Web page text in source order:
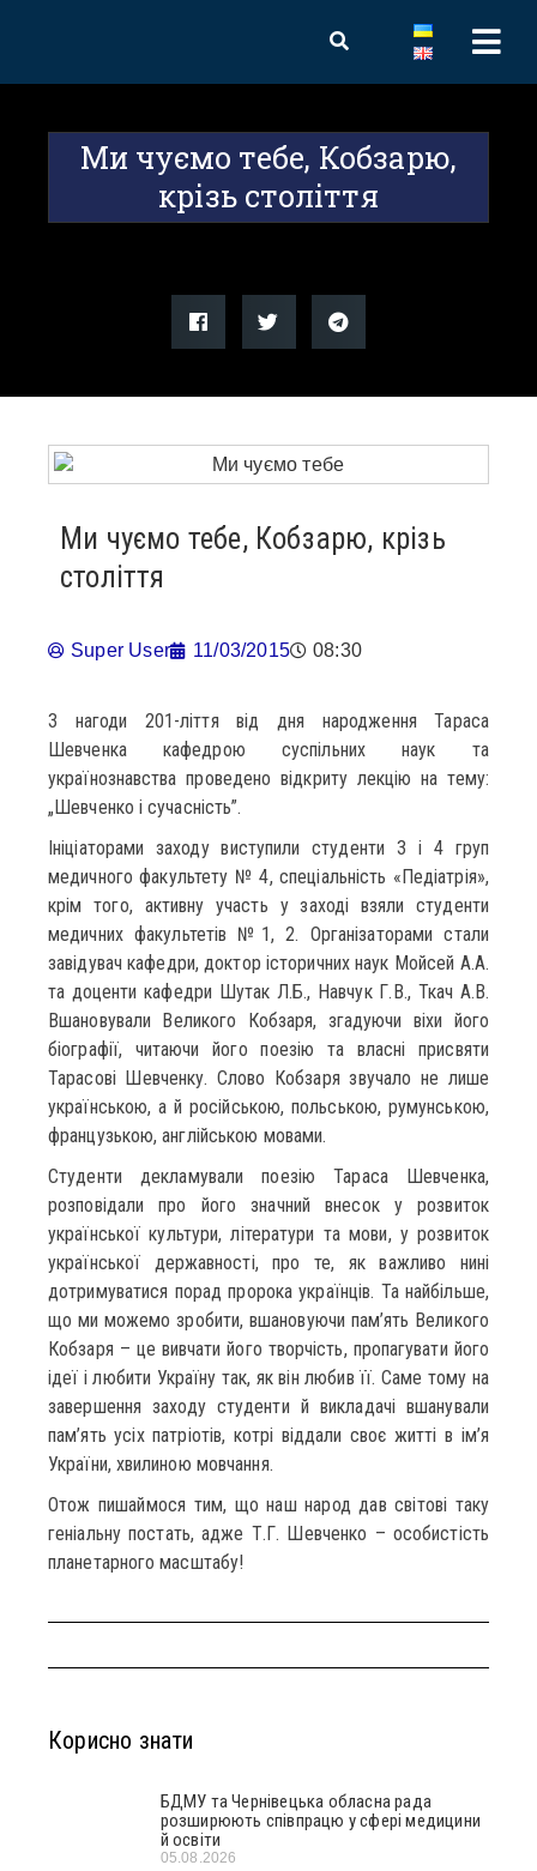
Ми чуємо тебе, Кобзарю,
крізь століття
Ми чуємо тебе, Кобзарю, крізь
століття
Super User 11/03/2015 08:30
З нагоди 201-ліття від дня народження Тараса
Шевченка кафедрою суспільних наук та
українознавства проведено відкриту лекцію на тему:
„Шевченко і сучасність”.
Ініціаторами заходу виступили студенти 3 і 4 груп
медичного факультету № 4, спеціальність «Педіатрія»,
крім того, активну участь у заході взяли студенти
медичних факультетів №1, 2. Організаторами стали
завідувач кафедри, доктор історичних наук Мойсей А.А.
та доценти кафедри Шутак Л.Б., Навчук Г.В., Ткач А.В.
Вшановували Великого Кобзаря, згадуючи віхи його
біографії, читаючи його поезію та власні присвяти
Тарасові Шевченку. Слово Кобзаря звучало не лише
українською, а й російською, польською, румунською,
французькою, англійською мовами.
Студенти декламували поезію Тараса Шевченка,
розповідали про його значний внесок у розвиток
української культури, літератури та мови, у розвиток
української державності, про те, як важливо нині
дотримуватися порад пророка українців. Та найбільше,
що ми можемо зробити, вшановуючи пам’ять Великого
Кобзаря – це вивчати його творчість, пропагувати його
ідеї і любити Україну так, як він любив її. Саме тому на
завершення заходу студенти й викладачі вшанували
пам’ять усіх патріотів, котрі віддали своє житті в ім’я
України, хвилиною мовчання.
Отож пишаймося тим, що наш народ дав світові таку
геніальну постать, адже Т.Г. Шевченко – особистість
планетарного масштабу!
Корисно знати
БДМУ та Чернівецька обласна рада
розширюють співпрацю у сфері медицини
й освіти
05.08.2026